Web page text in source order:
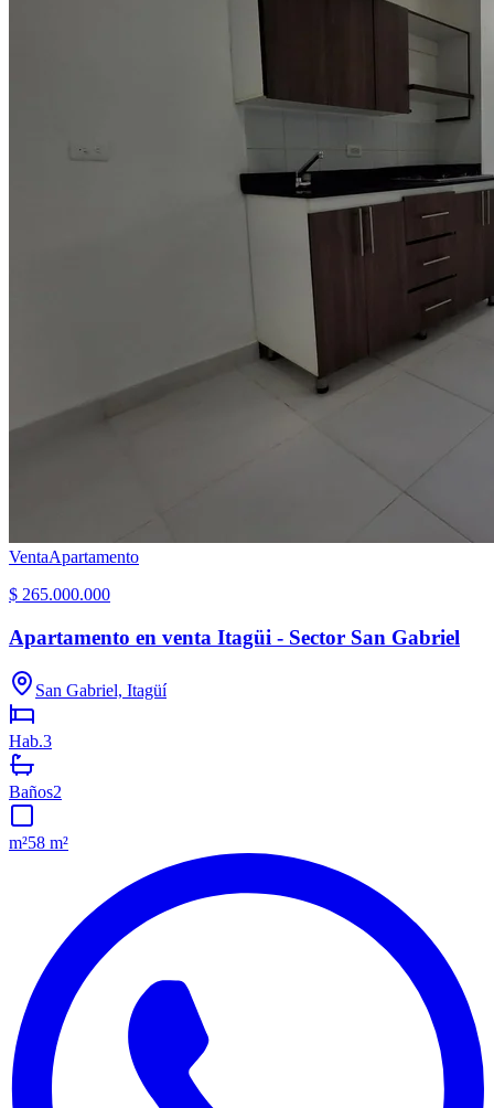
VentaApartamento
$ 265.000.000
Apartamento en venta Itagüi - Sector San Gabriel
San Gabriel, Itagüí
Hab.3
Baños2
m²58 m²